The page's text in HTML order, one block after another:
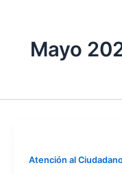
Mayo
Atención al